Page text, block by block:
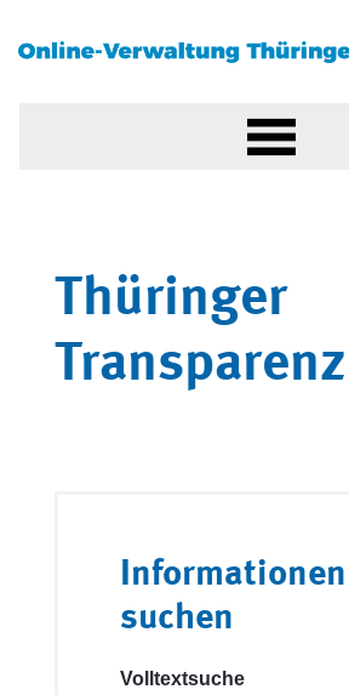
Thüringer
Informationen
suchen
Volltextsuche